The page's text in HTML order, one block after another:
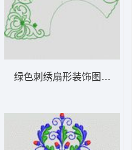
绿色刺绣扇形装饰图案 植